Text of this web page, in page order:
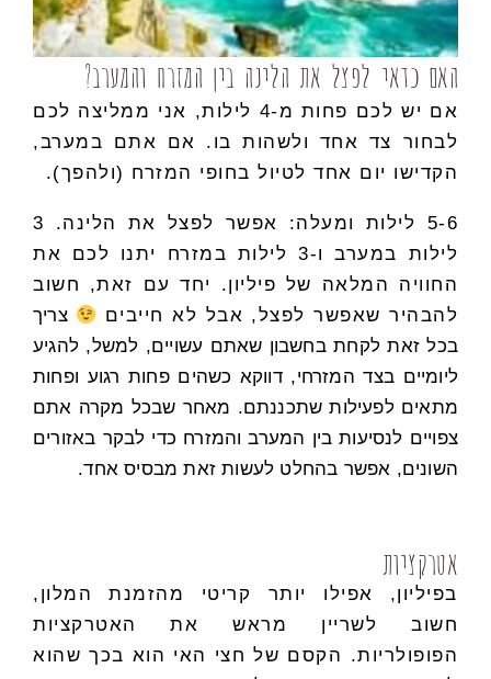
האם כדאי לפצל את הלינה בין המזרח והמערב?
אם יש לכם פחות מ-4 לילות, אני ממליצה לכם
לבחור צד אחד ולשהות בו. אם אתם במערב,
הקדישו יום אחד לטיול בחופי המזרח (ולהפך).
5-6 לילות ומעלה: אפשר לפצל את הלינה. 3
לילות במערב ו-3 לילות במזרח יתנו לכם את
החוויה המלאה של פיליון. יחד עם זאת, חשוב
להבהיר שאפשר לפצל, אבל לא חייבים
צריך
בכל זאת לקחת בחשבון שאתם עשויים, למשל, להגיע
ליומיים בצד המזרחי, דווקא כשהים פחות רגוע ופחות
מתאים לפעילות שתכננתם. מאחר שבכל מקרה אתם
צפויים לנסיעות בין המערב והמזרח כדי לבקר באזורים
השונים, אפשר בהחלט לעשות זאת מבסיס אחד.
אטרקציות
בפיליון, אפילו יותר קריטי מהזמנת המלון,
חשוב לשריין מראש את האטרקציות
הפופולריות. הקסם של חצי האי הוא בכך שהוא